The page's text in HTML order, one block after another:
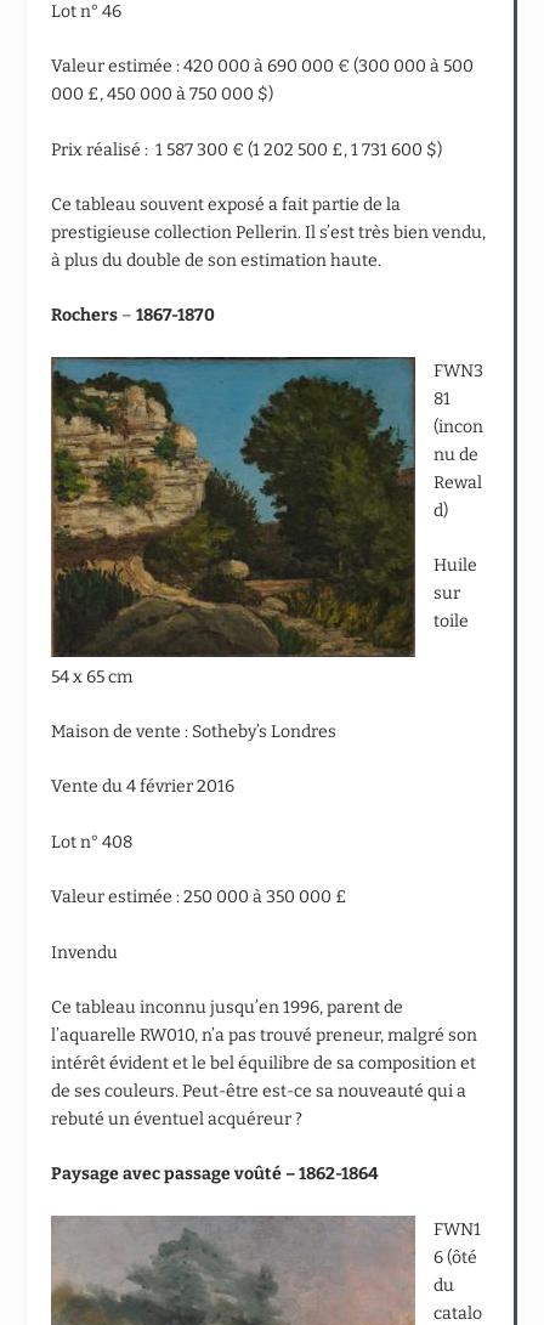
Lot n° 46
Valeur estimée : 420 000 à 690 000 € (300 000 à 500
000 £, 450 000 à 750 000 $)
Prix réalisé : 1 587 300 € (1 202 500 £, 1 731 600 $)
Ce tableau souvent exposé a fait partie de la
prestigieuse collection Pellerin. Il s’est très bien vendu,
à plus du double de son estimation haute.
Rochers – 1867-1870
FWN3
81
(incon
nu de
Rewal
d)
Huile
sur
toile
54 x 65 cm
Maison de vente : Sotheby’s Londres
Vente du 4 février 2016
Lot n° 408
Valeur estimée : 250 000 à 350 000 £
Invendu
Ce tableau inconnu jusqu’en 1996, parent de
l’aquarelle RW010, n’a pas trouvé preneur, malgré son
intérêt évident et le bel équilibre de sa composition et
de ses couleurs. Peut-être est-ce sa nouveauté qui a
rebuté un éventuel acquéreur ?
Paysage avec passage voûté – 1862-1864
FWN1
6 (ôté
du
catalo